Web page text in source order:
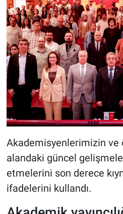
Akademisyenlerimizin ve
alandaki güncel
etmelerini son derece
ifadelerini kullandı.